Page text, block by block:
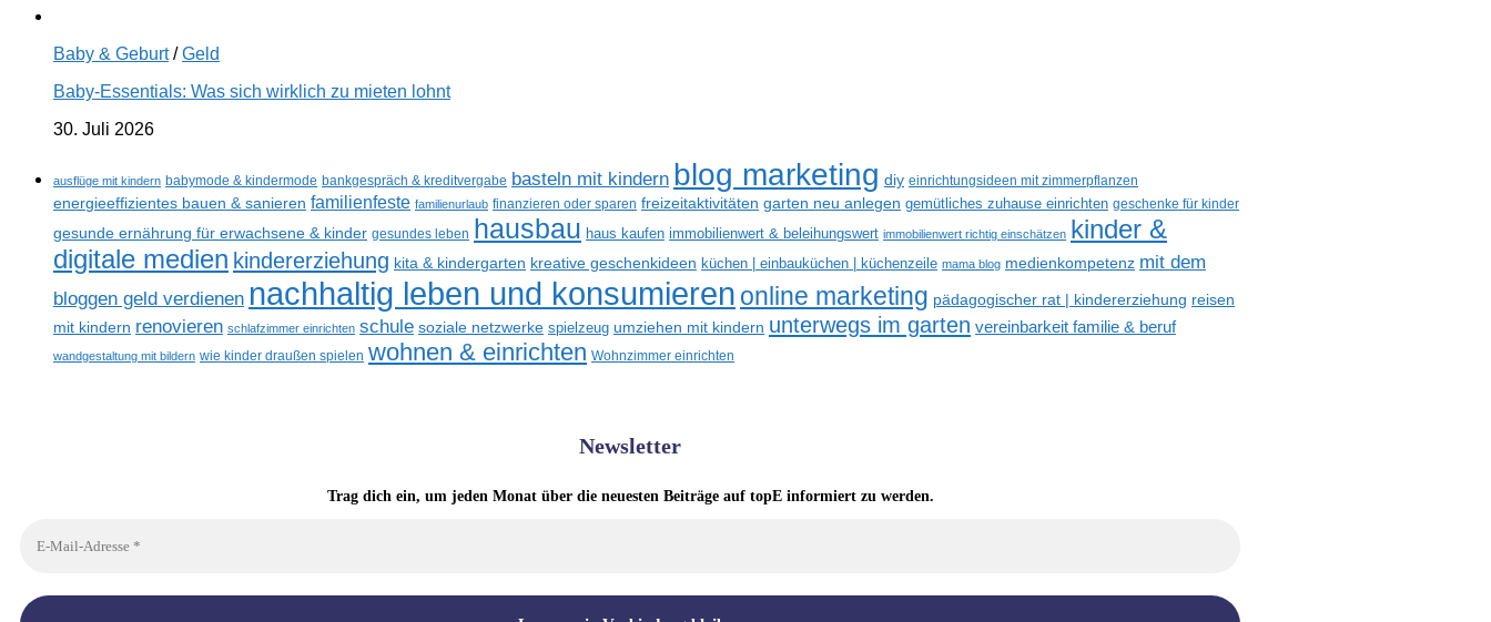
Baby & Geburt/Geld
Baby-Essentials: Was sich wirklich zu mieten lohnt
30. Juli 2026
ausflüge mit kindern babymode & kindermode bankgespräch & kreditvergabe basteln mit kindern blog marketing diy einrichtungsideen mit zimmerpflanzen
energieeffizientes bauen & sanieren familienfeste familienurlaub finanzieren oder sparen freizeitaktivitäten garten neu anlegen gemütliches zuhause einrichten geschenke für kinder
gesunde ernährung für erwachsene & kinder gesundes leben hausbau haus kaufen immobilienwert & beleihungswert immobilienwert richtig einschätzen kinder &
digitale medien kindererziehung kita & kindergarten kreative geschenkideen küchen | einbauküchen | küchenzeile mama blog medienkompetenz mit dem
bloggen geld verdienen nachhaltig leben und konsumieren online marketing pädagogischer rat | kindererziehung reisen
mit kindern renovieren schlafzimmer einrichten schule soziale netzwerke spielzeug umziehen mit kindern unterwegs im garten vereinbarkeit familie & beruf
wandgestaltung mit bildern wie kinder draußen spielen wohnen & einrichten Wohnzimmer einrichten
Newsletter
Trag dich ein, um jeden Monat über die neuesten Beiträge auf topE informiert zu werden.